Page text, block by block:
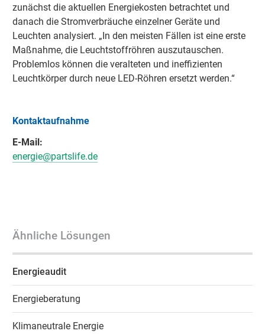
zunächst die aktuellen Energiekosten betrachtet und
danach die Stromverbräuche einzelner Geräte und
Leuchten analysiert. „In den meisten Fällen ist eine erste
Maßnahme, die Leuchtstoffröhren auszutauschen.
Problemlos können die veralteten und ineffizienten
Leuchtkörper durch neue LED-Röhren ersetzt werden.“
Kontaktaufnahme
E-Mail:
energie@partslife.de
Ähnliche Lösungen
Energieaudit
Energieberatung
Klimaneutrale Energie